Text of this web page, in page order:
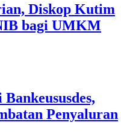
Diskop Kutim
bagi UMKM
Penyaluran